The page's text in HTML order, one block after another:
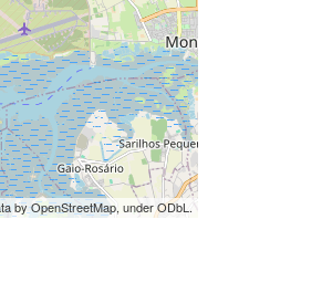
by OpenStreetMap, under ODbL.